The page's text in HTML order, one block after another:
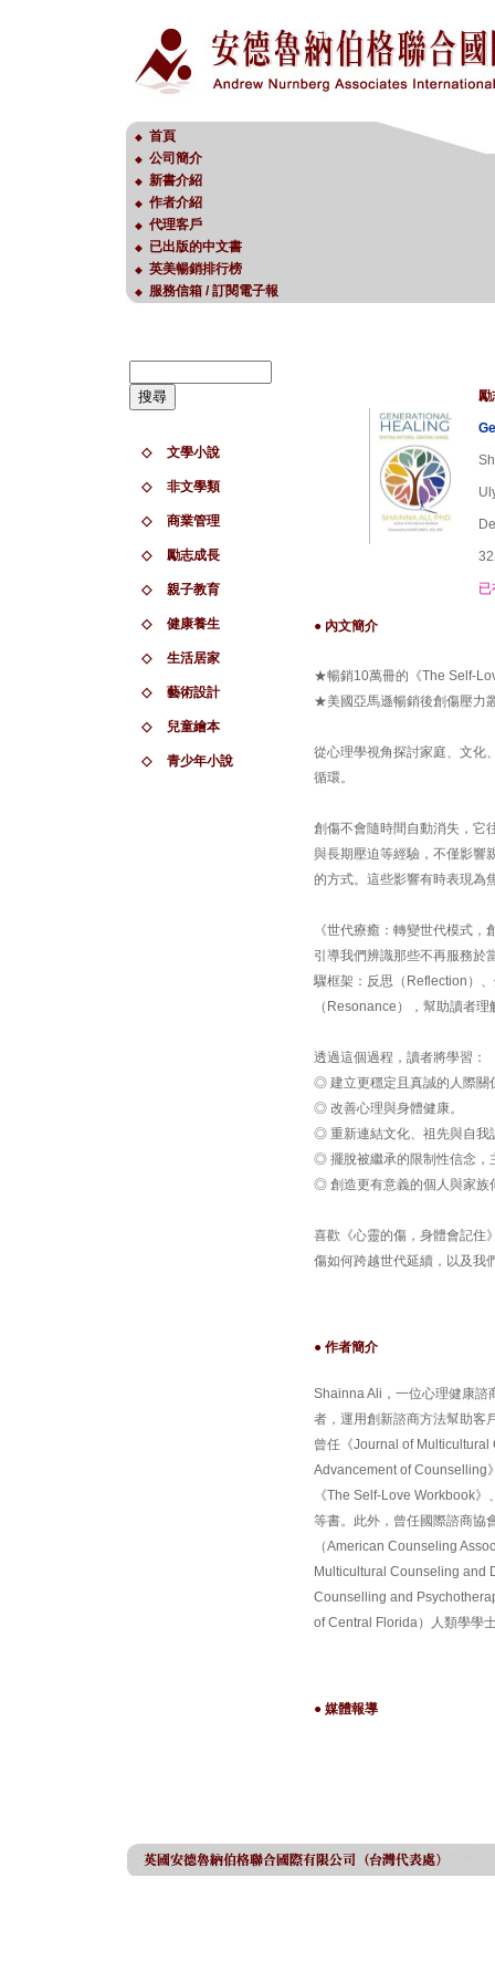
◆ 首頁
◆ 公司簡介
◆ 新書介紹
◆ 作者介紹
◆ 代理客戶
◆ 已出版的中文書
◆ 英美暢銷排行榜
◆ 服務信箱 / 訂閱電子報
◇ 文學小說
◇ 非文學類
◇ 商業管理
◇ 勵志成長
◇ 親子教育
◇ 健康養生
◇ 生活居家
◇ 藝術設計
◇ 兒童繪本
◇ 青少年小說
勵
● 內文簡介
★暢銷10萬冊的《The Self-
★美國亞馬遜暢銷後創傷壓力
從心理學視角探討家庭、文化
循環。
創傷不會隨時間自動消失，它
與長期壓迫等經驗，不僅影響
的方式。這些影響有時表現為
《世代療癒：轉變世代模式
引導我們辨識那些不再服務於
驟框架：反思（Reflection）
（Resonance），幫助讀者
透過這個過程，讀者將學習：
◎ 建立更穩定且真誠的人際關
◎ 改善心理與身體健康。
◎ 重新連結文化、祖先與自我
◎ 擺脫被繼承的限制性信念，
◎ 創造更有意義的個人與家族
喜歡《心靈的傷，身體會記住
傷如何跨越世代延續，以及我
● 作者簡介
Shainna Ali，一位心理健康
者，運用創新諮商方法幫助客
曾任《Journal of
Advancement of Counselling
《The Self-Love Workbook
等書。此外，曾任國際諮商協
（American Counseling
Multicultural Counseling and
Counselling and
of Central Florida）人類學學
● 媒體報導